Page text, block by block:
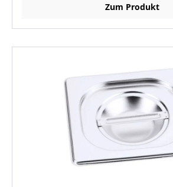
Zum Produkt